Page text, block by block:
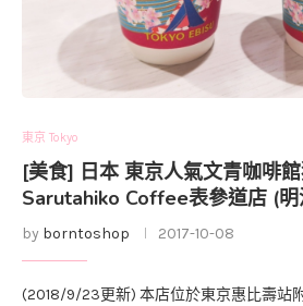
東京 Tokyo
[美食] 日本 東京人氣文青咖啡
Sarutahiko Coffee表參道店 (明
by borntoshop 2017-10-08
(2018/9/23更新) 本店位於東京惠比壽站